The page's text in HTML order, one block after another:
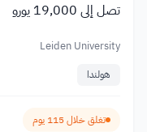
تصل إلى 19,000 يورو
Leiden University
هولندا
تغلق خلال 115 يوم